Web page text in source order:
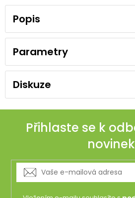
Popis
Parametry
Diskuze
Přihlaste se k
novinek